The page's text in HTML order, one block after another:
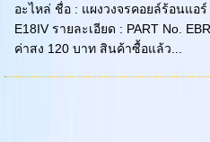
อะไหล่ ชื่อ : แผงวงจรคอยล์ร้อนแอ
E18IV รายละเอียด : PART No.
ค่าสง 120 บาท สินค้าซื้อแล้ว...